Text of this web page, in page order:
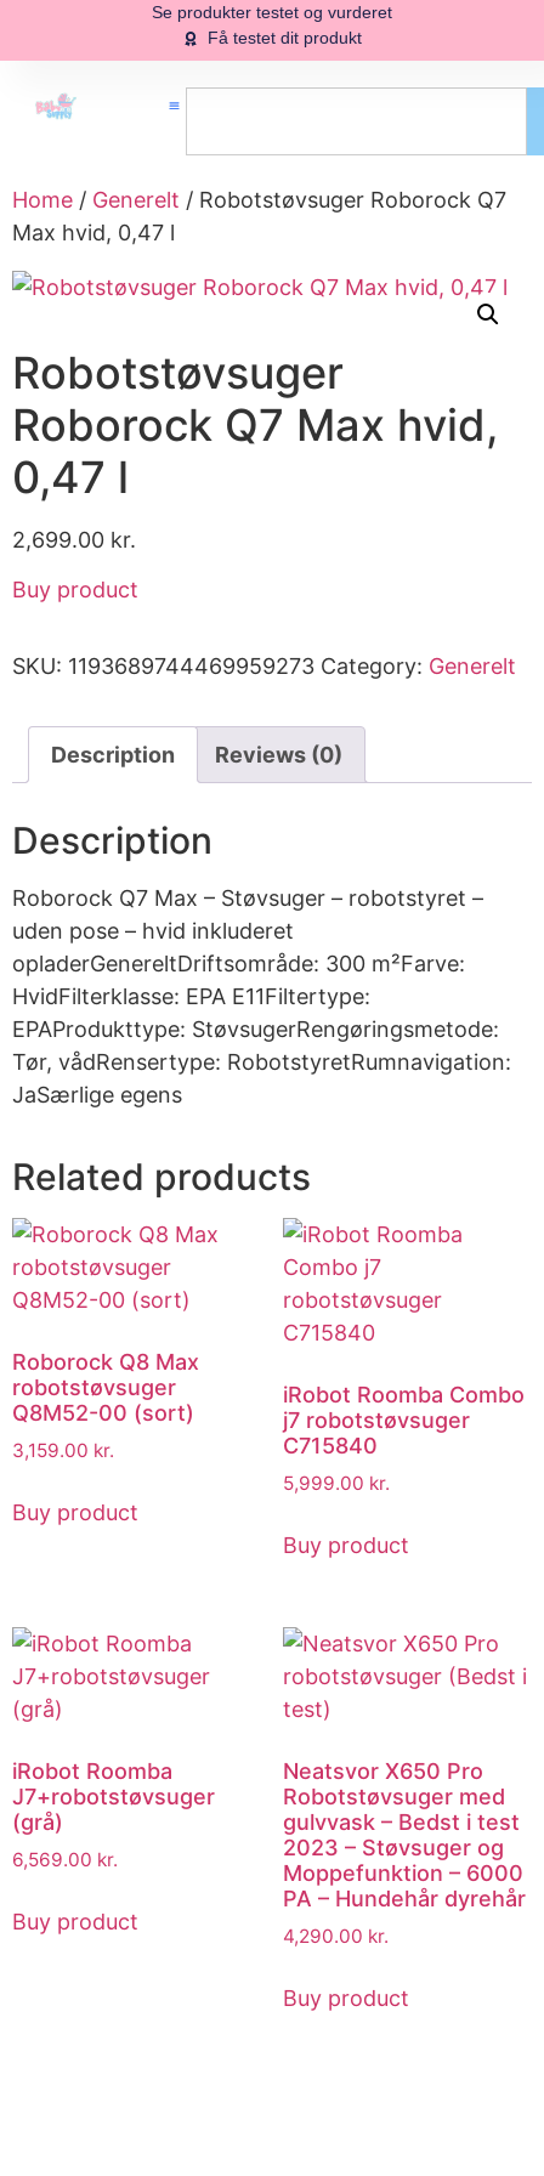
Se produkter testet og vurderet
Få testet dit produkt
Home / Generelt / Robotstøvsuger Roborock Q7
Max hvid, 0,47 l
Robotstøvsuger
Roborock Q7 Max hvid,
0,47 l
2,699.00 kr.
Buy product
SKU: 1193689744469959273 Category: Generelt
Description Reviews (0)
Description
Roborock Q7 Max – Støvsuger – robotstyret –
uden pose – hvid inkluderet
opladerGenereltDriftsområde: 300 m²Farve:
HvidFilterklasse: EPA E11Filtertype:
EPAProdukttype: StøvsugerRengøringsmetode:
Tør, vådRensertype: RobotstyretRumnavigation:
JaSærlige egens
Related products
Roborock Q8 Max
robotstøvsuger
Q8M52-00 (sort)
3,159.00 kr.
Buy product
iRobot Roomba Combo
j7 robotstøvsuger
C715840
5,999.00 kr.
Buy product
iRobot Roomba
J7+robotstøvsuger
(grå)
6,569.00 kr.
Buy product
Neatsvor X650 Pro
Robotstøvsuger med
gulvvask – Bedst i test
2023 – Støvsuger og
Moppefunktion – 6000
PA – Hundehår dyrehår
4,290.00 kr.
Buy product